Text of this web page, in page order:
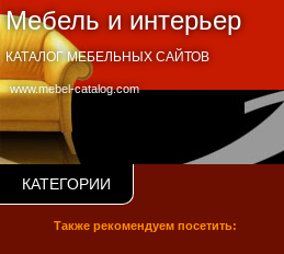
Мебель и интерьер
www.mebel-catalog.com
КАТАЛОГ МЕБЕЛЬНЫХ САЙТОВ
КАТЕГОРИИ
Также рекомендуем посетить: